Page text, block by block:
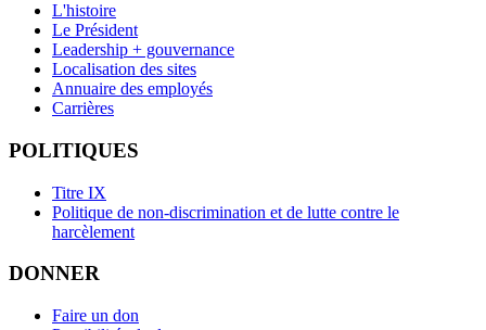
L'histoire
Le Président
Leadership + gouvernance
Localisation des sites
Annuaire des employés
Carrières
POLITIQUES
Titre IX
Politique de non-discrimination et de lutte contre le
harcèlement
DONNER
Faire un don